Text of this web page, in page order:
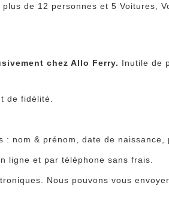
de 12 personnes et 5 Voitures,
chez Allo Ferry. Inutile de
de fidélité.
nom & prénom, date de
ligne et par téléphone sans frais.
Nous pouvons vous